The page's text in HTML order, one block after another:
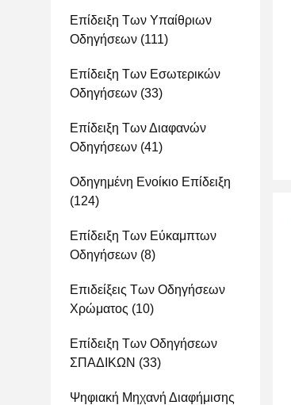
Επίδειξη Των Υπαίθριων
Οδηγήσεων (111)
Επίδειξη Των Εσωτερικών
Οδηγήσεων (33)
Επίδειξη Των Διαφανών
Οδηγήσεων (41)
Οδηγημένη Ενοίκιο Επίδειξη
(124)
Επίδειξη Των Εύκαμπτων
Οδηγήσεων (8)
Επιδείξεις Των Οδηγήσεων
Χρώματος (10)
Επίδειξη Των Οδηγήσεων
ΣΠΑΔΙΚΩΝ (33)
Ψηφιακή Μηχανή Διαφήμισης